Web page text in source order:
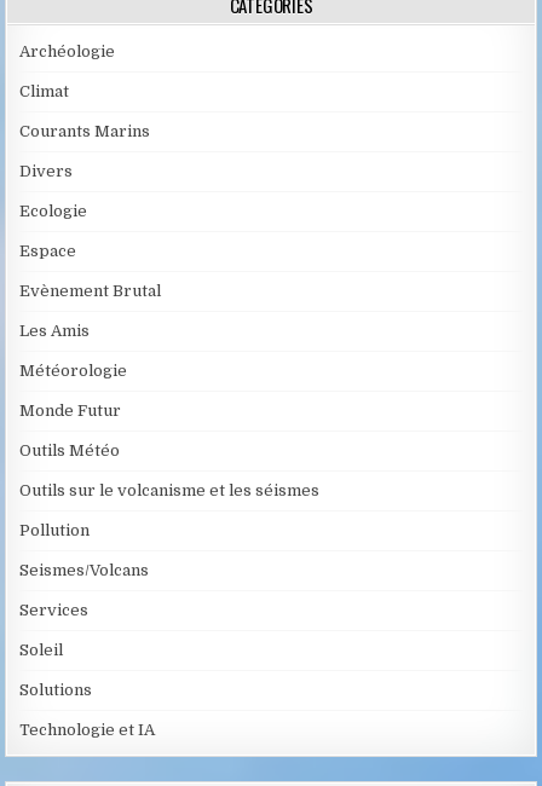
Archéologie
Climat
Courants Marins
Divers
Ecologie
Espace
Evènement Brutal
Les Amis
Météorologie
Monde Futur
Outils Météo
Outils sur le volcanisme et les séismes
Pollution
Seismes/Volcans
Services
Soleil
Solutions
Technologie et IA